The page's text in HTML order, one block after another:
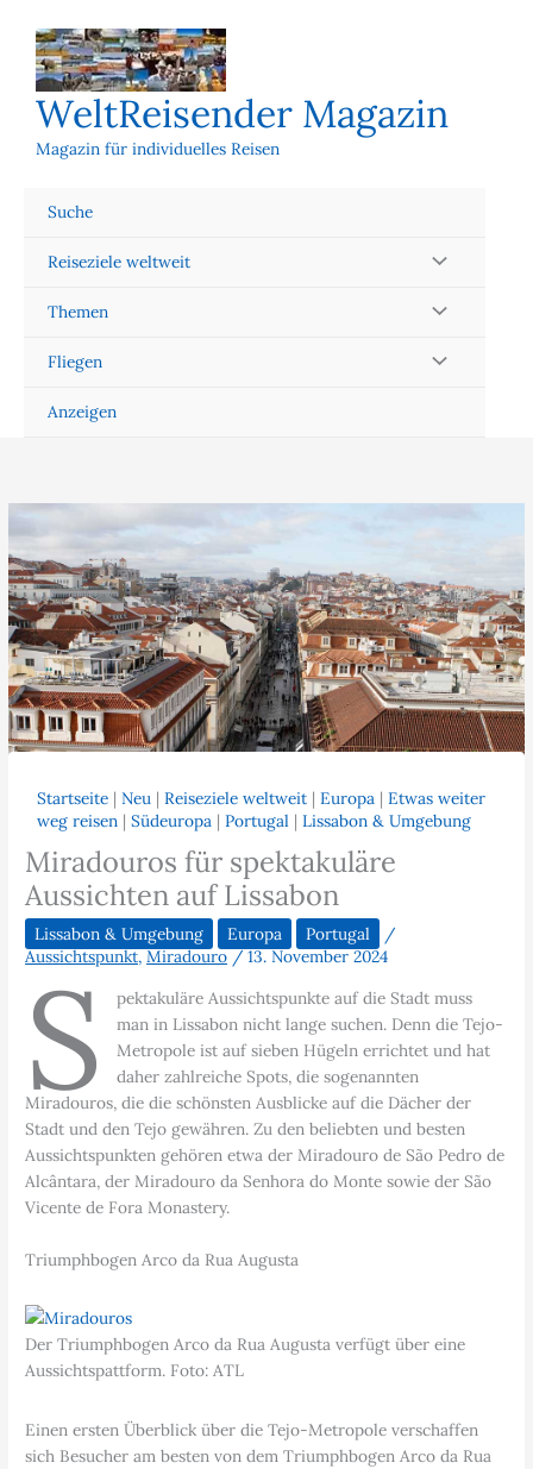
Inhalt
springen
WeltReisender Magazin
Magazin für individuelles Reisen
Suche
Reiseziele weltweit
Themen
Fliegen
Anzeigen
Startseite |Neu |Reiseziele weltweit |Europa |Etwas weiter
weg reisen |Südeuropa |Portugal |Lissabon & Umgebung
Miradouros für spektakuläre
Aussichten auf Lissabon
Lissabon & Umgebung Europa Portugal
/
Aussichtspunkt,Miradouro /13. November 2024
S
pektakuläre Aussichtspunkte auf die Stadt muss
man in Lissabon nicht lange suchen. Denn die Tejo-
Metropole ist auf sieben Hügeln errichtet und hat
daher zahlreiche Spots, die sogenannten
Miradouros, die die schönsten Ausblicke auf die Dächer der
Stadt und den Tejo gewähren. Zu den beliebten und besten
Aussichtspunkten gehören etwa der Miradouro de São Pedro de
Alcântara, der Miradouro da Senhora do Monte sowie der São
Vicente de Fora Monastery.
Triumphbogen Arco da Rua Augusta
Der Triumphbogen Arco da Rua Augusta verfügt über eine
Aussichtspattform. Foto: ATL
Einen ersten Überblick über die Tejo-Metropole verschaffen
sich Besucher am besten von dem Triumphbogen Arco da Rua